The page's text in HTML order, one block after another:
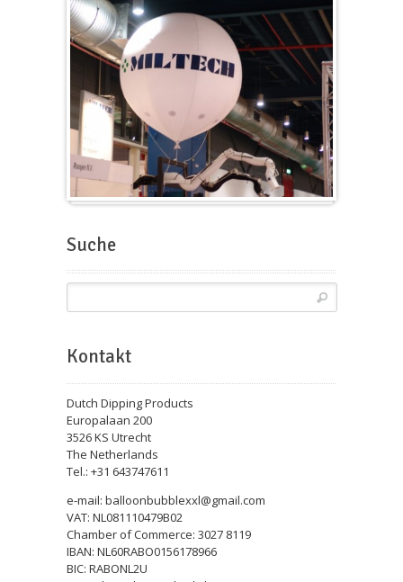
Suche
Kontakt
Dutch Dipping Products
Europalaan 200
3526 KS Utrecht
The Netherlands
Tel.: +31 643747611
e-mail: balloonbubblexxl@gmail.com
VAT: NL081110479B02
Chamber of Commerce: 3027 8119
IBAN: NL60RABO0156178966
BIC: RABONL2U